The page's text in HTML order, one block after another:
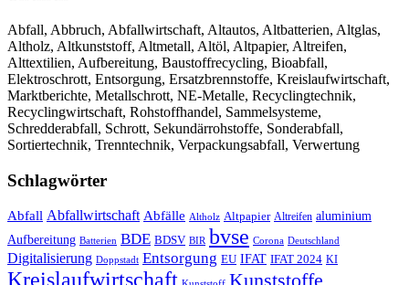
Abfall, Abbruch, Abfallwirtschaft, Altautos, Altbatterien, Altglas,
Altholz, Altkunststoff, Altmetall, Altöl, Altpapier, Altreifen,
Alttextilien, Aufbereitung, Baustoffrecycling, Bioabfall,
Elektroschrott, Entsorgung, Ersatzbrennstoffe, Kreislaufwirtschaft,
Marktberichte, Metallschrott, NE-Metalle, Recyclingtechnik,
Recyclingwirtschaft, Rohstoffhandel, Sammelsysteme,
Schredderabfall, Schrott, Sekundärrohstoffe, Sonderabfall,
Sortiertechnik, Trenntechnik, Verpackungsabfall, Verwertung
Schlagwörter
Abfall Abfallwirtschaft Abfälle Altholz Altpapier Altreifen aluminium
Aufbereitung Batterien BDE BDSV BIR bvse Corona Deutschland
Digitalisierung Doppstadt Entsorgung EU IFAT IFAT 2024 KI
Kreislaufwirtschaft